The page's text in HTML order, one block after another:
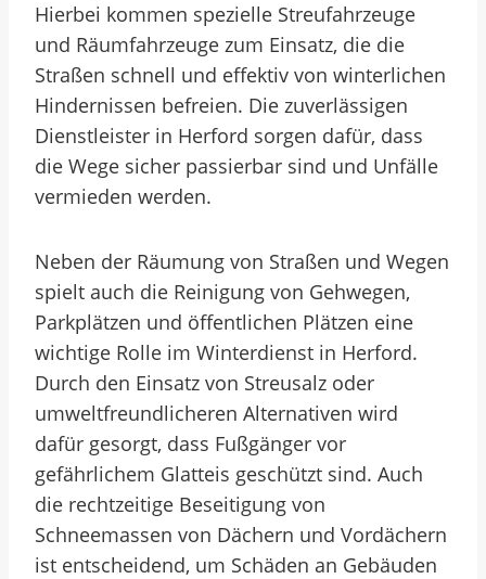
Hierbei kommen spezielle Streufahrzeuge
und Räumfahrzeuge zum Einsatz, die die
Straßen schnell und effektiv von winterlichen
Hindernissen befreien. Die zuverlässigen
Dienstleister in Herford sorgen dafür, dass
die Wege sicher passierbar sind und Unfälle
vermieden werden.
Neben der Räumung von Straßen und Wegen
spielt auch die Reinigung von Gehwegen,
Parkplätzen und öffentlichen Plätzen eine
wichtige Rolle im Winterdienst in Herford.
Durch den Einsatz von Streusalz oder
umweltfreundlicheren Alternativen wird
dafür gesorgt, dass Fußgänger vor
gefährlichem Glatteis geschützt sind. Auch
die rechtzeitige Beseitigung von
Schneemassen von Dächern und Vordächern
ist entscheidend, um Schäden an Gebäuden